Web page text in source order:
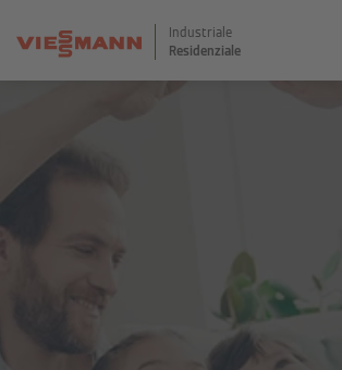
Industriale
Residenziale